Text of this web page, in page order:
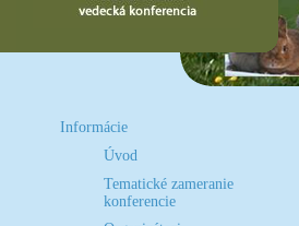
Informácie
Úvod
Tematické zameranie
konferencie